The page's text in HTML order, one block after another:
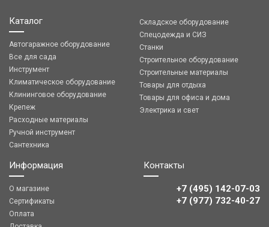
Каталог
Автогаражное оборудование
Все для сада
Инструмент
Климатическое оборудование
Клининговое оборудование
Крепеж
Расходные материалы
Ручной инструмент
Сантехника
Складское оборудование
Спецодежда и СИЗ
Станки
Строительное оборудование
Строительные материалы
Товары для отдыха
Товары для офиса и дома
Электрика и свет
Информация
О магазине
Сертификаты
Оплата
Контакты
+7 (495) 142-07-03
‎‎+7 (977) 732-40-27